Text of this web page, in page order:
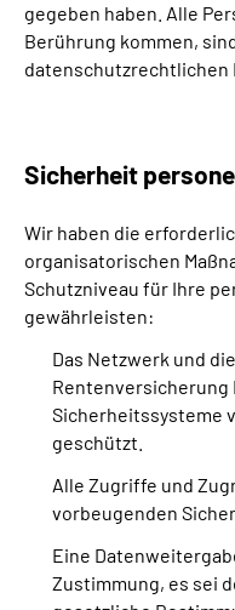
gegeben haben. Alle
Berührung kommen,
datenschutzrechtlichen
Sicherheit
Wir haben die
organisatorischen
Schutzniveau für Ihre
gewährleisten:
Das Netzwerk und
Rentenversicherung
Sicherheitssysteme
geschützt.
Alle Zugriffe und
vorbeugenden
Eine
Zustimmung, es sei